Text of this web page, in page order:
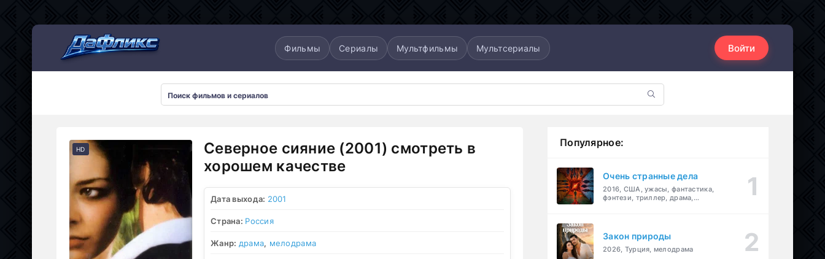
Фильмы Сериалы Мультфильмы Мультсериалы Войти
HD
Северное сияние (2001) смотреть в
хорошем качестве
Дата выхода: 2001
Страна: Россия
Жанр: драма, мелодрама
Популярное:
Очень странные дела
2016, США, ужасы, фантастика,
фэнтези, триллер, драма,
Закон природы
2026, Турция, мелодрама
Мультсериалы